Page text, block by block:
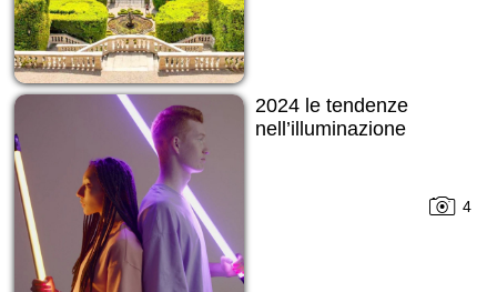
2024 le tendenze
nell’illuminazione
4